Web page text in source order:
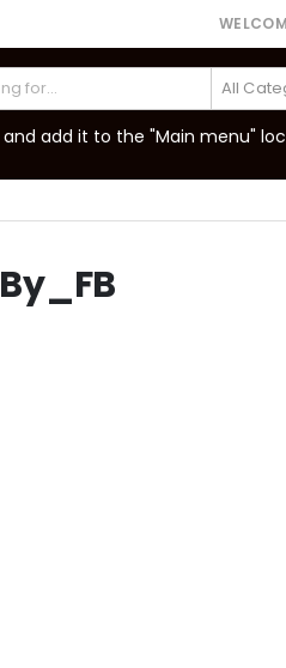
All
add it to the "Main menu"